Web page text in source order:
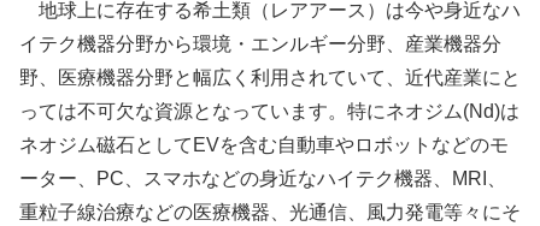
e
b
o
o
k
er
h
at
e
dI
n
e
地球上に存在する希土類（レアアース）は今や身近なハ
イテク機器分野から環境・エンルギー分野、産業機器分
野、医療機器分野と幅広く利用されていて、近代産業にと
っては不可欠な資源となっています。特にネオジム(Nd)は
ネオジム磁石としてEVを含む自動車やロボットなどのモ
ーター、PC、スマホなどの身近なハイテク機器、MRI、
重粒子線治療などの医療機器、光通信、風力発電等々にそ